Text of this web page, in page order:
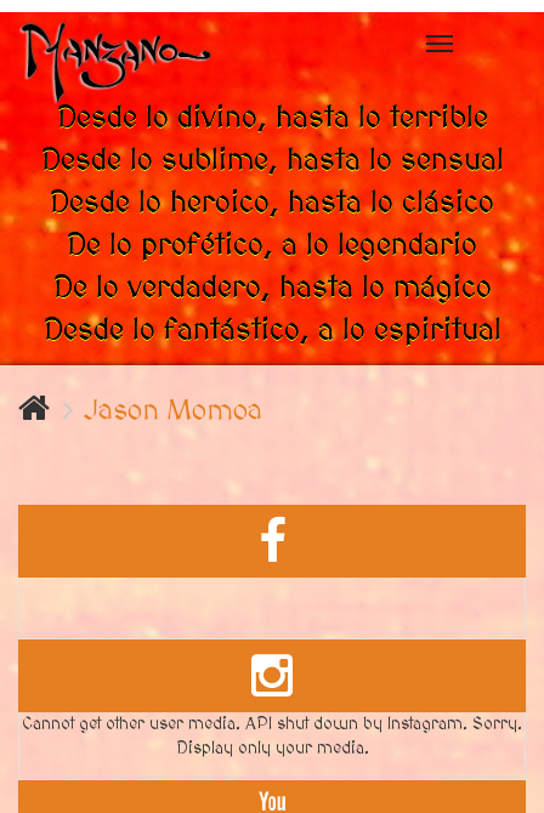
Toggle
Desde lo divino, hasta lo terrible
Desde lo sublime, hasta lo sensual
Desde lo heroico, hasta lo clásico
De lo profético, a lo legendario
De lo verdadero, hasta lo mágico
Desde lo fantástico, a lo espiritual
Jason Momoa
Cannot get other user media. API shut down by Instagram. Sorry.
Display only your media.